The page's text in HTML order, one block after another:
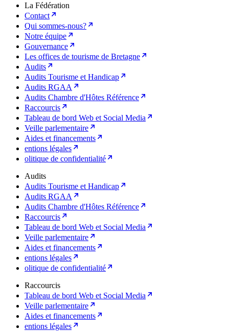
La Fédération
Contact
Qui sommes-nous?
Notre équipe
Gouvernance
Les offices de tourisme de Bretagne
Audits
Audits Tourisme et Handicap
Audits RGAA
Audits Chambre d'Hôtes Référence
Raccourcis
Tableau de bord Web et Social Media
Veille parlementaire
Aides et financements
entions légales
olitique de confidentialité
Audits
Audits Tourisme et Handicap
Audits RGAA
Audits Chambre d'Hôtes Référence
Raccourcis
Tableau de bord Web et Social Media
Veille parlementaire
Aides et financements
entions légales
olitique de confidentialité
Raccourcis
Tableau de bord Web et Social Media
Veille parlementaire
Aides et financements
entions légales